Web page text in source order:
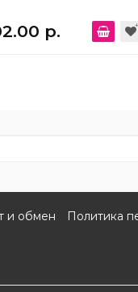
р.
и обмен Политика